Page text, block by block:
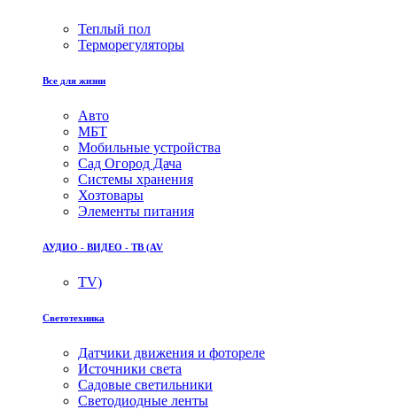
Теплый пол
Терморегуляторы
Все для жизни
Авто
МБТ
Мобильные устройства
Сад Огород Дача
Системы хранения
Хозтовары
Элементы питания
АУДИО - ВИДЕО - ТВ (AV
TV)
Светотехника
Датчики движения и фотореле
Источники света
Садовые светильники
Светодиодные ленты